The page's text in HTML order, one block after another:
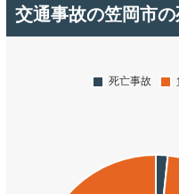
交通事故の笠岡市